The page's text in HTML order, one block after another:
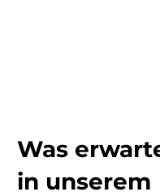
Was
in unserem